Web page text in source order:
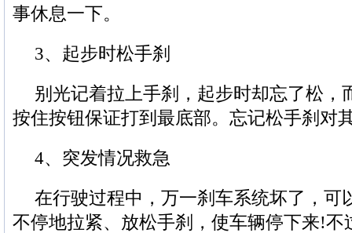
事休息一下。
3、起步时松手刹
别光记着拉上手刹，起步时却忘了松，
按住按钮保证打到最底部。忘记松手刹对
4、突发情况救急
在行驶过程中，万一刹车系统坏了，可
不停地拉紧、放松手刹，使车辆停下来!不